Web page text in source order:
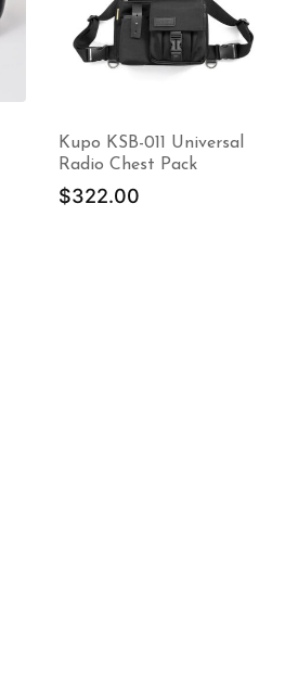
Kupo KSB-011 Universal
Radio Chest Pack
$322.00